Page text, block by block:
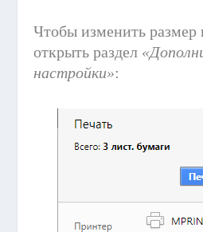
Чтобы изменить размер
открыть раздел
настройки»: